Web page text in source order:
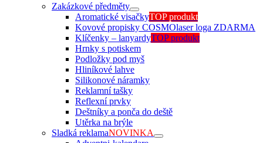
Zakázkové předměty
Aromatické visačkyTOP produkt
Kovové propisky COSMOlaser loga ZDARMA
Klíčenky – lanyardyTOP produkt
Hrnky s potiskem
Podložky pod myš
Hliníkové lahve
Silikonové náramky
Reklamní tašky
Reflexní prvky
Deštníky a ponča do deště
Utěrka na brýle
Sladká reklamaNOVINKA